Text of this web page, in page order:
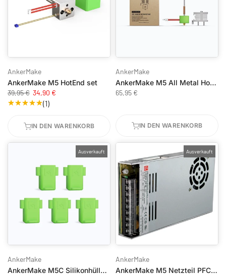
AnkerMake
AnkerMake M5 HotEnd set
39,95 € 34,90 €
(1)
IN DEN WARENKORB
AnkerMake
AnkerMake M5 All Metal HotEnd Set
65,95 €
IN DEN WARENKORB
Ausverkauft
AnkerMake
AnkerMake M5C Silikonhülle Heizblock 5er-Pack
Ausverkauft
AnkerMake
AnkerMake M5 Netzteil PFC 350W